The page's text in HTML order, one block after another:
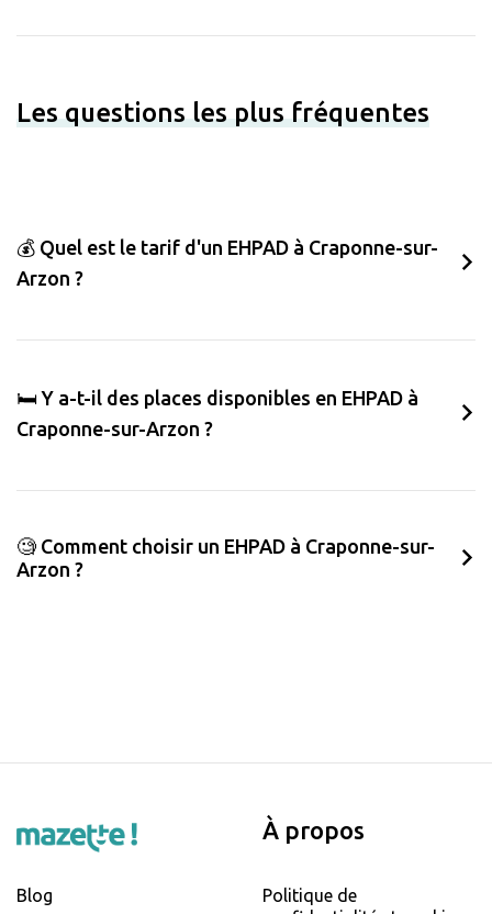
Les questions les plus fréquentes
💰 Quel est le tarif d'un EHPAD à Craponne-sur-
Arzon ?
🛏️ Y a-t-il des places disponibles en EHPAD à
Craponne-sur-Arzon ?
🧐 Comment choisir un EHPAD à Craponne-sur-
Arzon ?
Blog
À propos
Politique de